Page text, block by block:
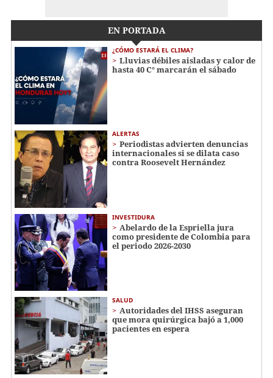
EN PORTADA
¿CÓMO ESTARÁ EL CLIMA?
Lluvias débiles aisladas y calor de
hasta 40 C° marcarán el sábado
ALERTAS
Periodistas advierten denuncias
internacionales si se dilata caso
contra Roosevelt Hernández
INVESTIDURA
Abelardo de la Espriella jura
como presidente de Colombia para
el periodo 2026-2030
SALUD
Autoridades del IHSS aseguran
que mora quirúrgica bajó a 1,000
pacientes en espera